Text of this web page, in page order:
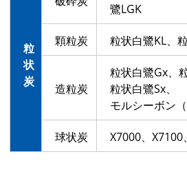
粒
状
炭
鷺LGK
顆粒炭 粒状白鷺KL、
造粒炭
粒状白鷺Gx、
粒状白鷺Sx、
モルシーボン（
球状炭 X7000、